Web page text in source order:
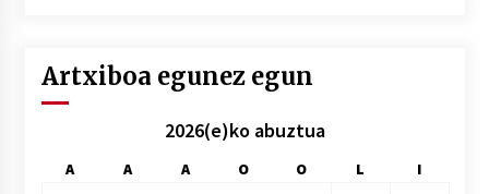
Artxiboa egunez egun
2026(e)ko abuztua
A A A O O L
I